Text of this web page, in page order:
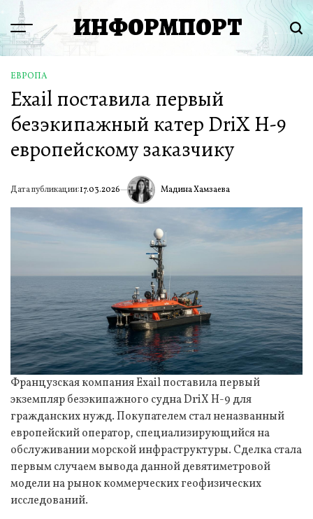
Перейти
содержимому
Menu ИНФОРМПОРТ
ОПУБЛИКОВАНО
В
ЕВРОПА
Exail поставила первый
безэкипажный катер DriX H-9
европейскому заказчику
Дата публикации:17.03.2026 ИА Мадина Хамзаева
Французская компания Exail поставила первый
экземпляр безэкипажного судна DriX H-9 для
гражданских нужд. Покупателем стал неназванный
европейский оператор, специализирующийся на
обслуживании морской инфраструктуры. Сделка стала
первым случаем вывода данной девятиметровой
модели на рынок коммерческих геофизических
исследований.